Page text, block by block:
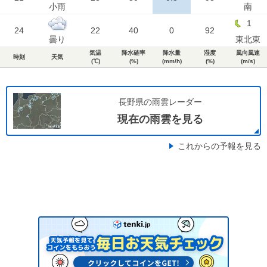
小雨
南
24
曇り
22 40 0 92
1
東北東
時刻 天気
気温
(℃)
降水確率
(%)
降水量
(mm/h)
湿度
(%)
風向風速
(m/s)
長野県の雨雲レーダー
現在の雨雲を見る
これからの予報を見る